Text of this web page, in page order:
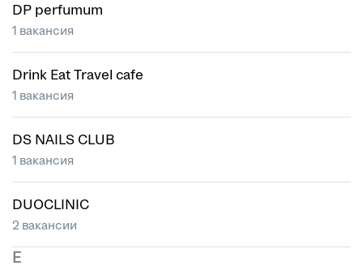
DP perfumum
1 вакансия
Drink Eat Travel cafe
1 вакансия
DS NAILS CLUB
1 вакансия
DUOCLINIC
2 вакансии
E